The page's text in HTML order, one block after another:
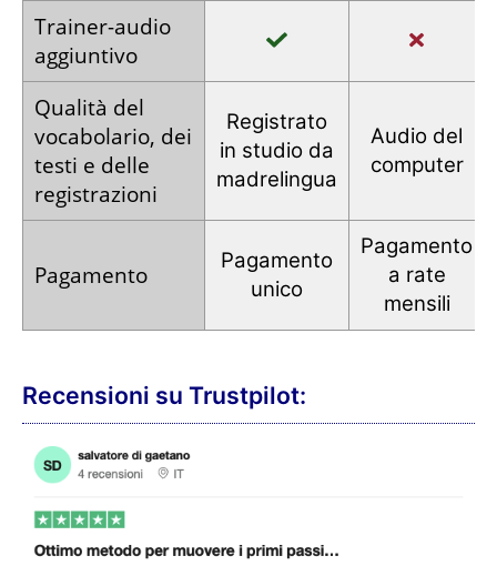
Trainer-audio
aggiuntivo
Qualità del
vocabolario, dei
testi e delle
registrazioni
Registrato
in studio da
madrelingua
Audio del
computer
Pagamento
Pagamento
unico
Pagamento
a rate
mensili
Recensioni su Trustpilot: